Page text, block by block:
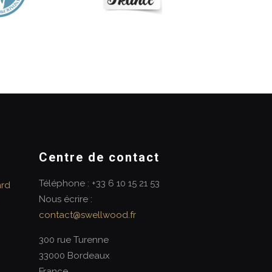
Centre de contact
Téléphone : +33 6 10 15 21 53
Nous écrire :
contact@swellwood.fr
300 rue Turenne
33000 Bordeaux